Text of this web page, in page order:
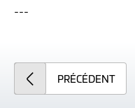
---
PRÉCÉDENT